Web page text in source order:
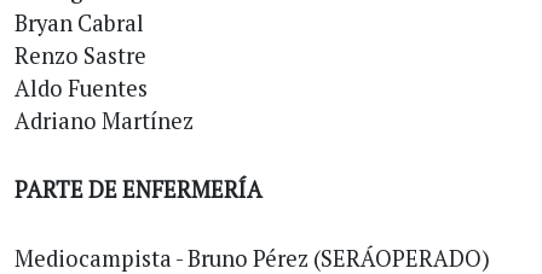
Bryan Cabral
Renzo Sastre
Aldo Fuentes
Adriano Martínez
PARTE DE ENFERMERÍA
Mediocampista - Bruno Pérez (SERÁOPERADO)